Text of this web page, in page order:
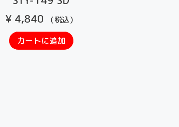
¥4,840 （税込）
カートに追加